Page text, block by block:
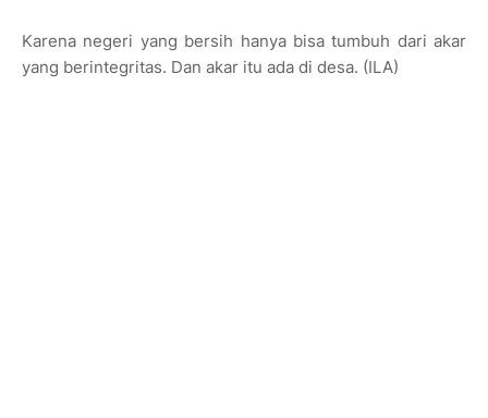
Karena negeri yang bersih hanya bisa tumbuh dari akar
yang berintegritas. Dan akar itu ada di desa. (ILA)